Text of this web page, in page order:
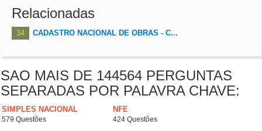
Relacionadas
34 CADASTRO NACIONAL DE OBRAS - C...
SAO MAIS DE 144564 PERGUNTAS
SEPARADAS POR PALAVRA CHAVE:
SIMPLES NACIONAL
579 Questões
NFE
424 Questões